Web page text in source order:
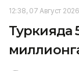
12:38, 07 Август 2026
Туркияда